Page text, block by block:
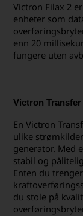
Victron Filax 2
enheter som
enn 20
fungere uten
Victron
En Victron
ulike
generator. Med
stabil og
Enten du
du stole på